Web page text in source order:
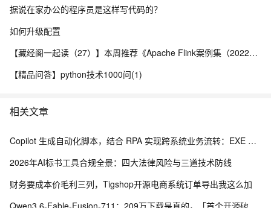
据说在家办公的程序员是这样写代码的？
如何升级配置
【藏经阁一起读（27）】本周推荐《Apache Flink案例集（2022版）》，你有哪些心得？
【精品问答】python技术1000问(1)
相关文章
Copilot 生成自动化脚本，结合 RPA 实现跨系统业务流转：EXE 打包与内网离线部署实践
2026年AI标书工具合规全景：四大法律风险与三道技术防线
财务要成本价毛利三列，Tigshop开源电商系统订单导出我这么加